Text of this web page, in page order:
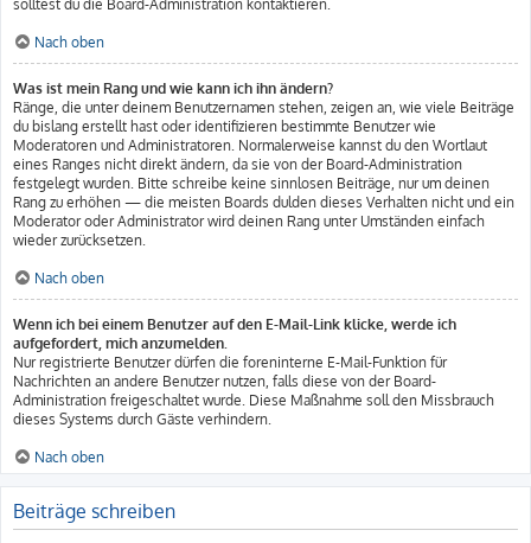
solltest du die Board-Administration kontaktieren.
Nach oben
Was ist mein Rang und wie kann ich ihn ändern?
Ränge, die unter deinem Benutzernamen stehen, zeigen an, wie viele Beiträge
du bislang erstellt hast oder identifizieren bestimmte Benutzer wie
Moderatoren und Administratoren. Normalerweise kannst du den Wortlaut
eines Ranges nicht direkt ändern, da sie von der Board-Administration
festgelegt wurden. Bitte schreibe keine sinnlosen Beiträge, nur um deinen
Rang zu erhöhen — die meisten Boards dulden dieses Verhalten nicht und ein
Moderator oder Administrator wird deinen Rang unter Umständen einfach
wieder zurücksetzen.
Nach oben
Wenn ich bei einem Benutzer auf den E-Mail-Link klicke, werde ich
aufgefordert, mich anzumelden.
Nur registrierte Benutzer dürfen die foreninterne E-Mail-Funktion für
Nachrichten an andere Benutzer nutzen, falls diese von der Board-
Administration freigeschaltet wurde. Diese Maßnahme soll den Missbrauch
dieses Systems durch Gäste verhindern.
Nach oben
Beiträge schreiben